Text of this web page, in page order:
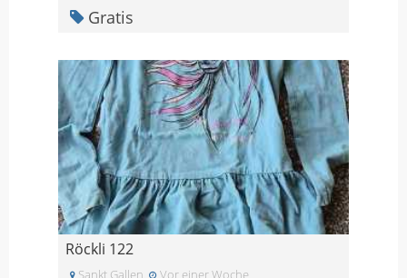
Gratis
Röckli 122
Sankt Gallen Vor einer Woche